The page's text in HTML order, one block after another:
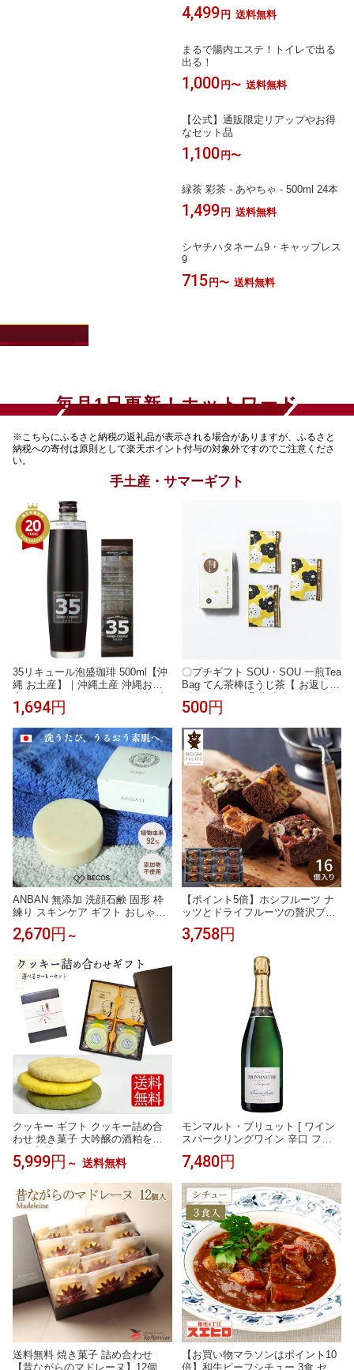
4,499円 送料無料
まるで腸内エステ！トイレで出る
出る！
1,000円〜 送料無料
【公式】通販限定リアップやお得
なセット品
1,100円〜
緑茶 彩茶 - あやちゃ - 500ml 24本
1,499円 送料無料
シヤチハタネーム9・キャップレス
9
715円〜 送料無料
毎月1日更新！ホットワード
※こちらにふるさと納税の返礼品が表示される場合がありますが、ふるさと
納税への寄付は原則として楽天ポイント付与の対象外ですのでご注意くださ
い。
手土産・サマーギフト
35リキュール泡盛珈琲 500ml【沖
縄 お土産】｜沖縄土産 沖縄お土
産 リキュール コーヒー 南都酒造
所 沖縄食品 帰省土産 お取り寄せ
1,694円
〇プチギフト SOU・SOU 一煎Tea
Bag てん茶棒ほうじ茶【 お返し
ギフト 500円 退職 小分け 贈り物
プレゼント おしゃれ かわいい お
ッグ お茶 日本茶 焙じ茶 ほうじ茶
茶 結婚祝い 引き出物 手土産 贈答
進物 職場 茶葉 クリスマス】
500円
ANBAN 無添加 洗顔石鹸 固形 枠
練り スキンケア ギフト おしゃれ
高級 和漢エキス | 75g コールドプ
ロセス製法 日本製 国産 職人 京LO
通肌 フェイシャルソープ | 結婚祝
い 退職祝い 出産祝い 結婚式 プチ
ギフト 誕生日プレゼント
2,670円 ～
【ポイント5倍】ホシフルーツ ナ
ッツとドライフルーツの贅沢ブラ
ウニー 16個 HFNB-16 ギフト プレ
ゼント お返し 常温 手土産 お菓子
い スイーツ お返し 日持ち お中元
御中元 夏ギフト 暑中見舞い 残暑
3,758円
クッキー ギフト クッキー詰め合
わせ 焼き菓子 大吟醸の酒粕を使
った和風アメリカンクッキー 食べ
物 スイーツ 洋菓子 お礼 お返し プ
花以外 内祝い 女性 誕生日 お祝い
美味しいクッキー
5,999円 ～ 送料無料
モンマルト・ブリュット [ ワイン
スパークリングワイン 辛口 フラ
ンス シャンパーニュ ギフト 贈り
物 贈答品 プレゼント 手土産 おす
お礼 御中元 お中元 御歳暮 お歳暮
母の日 父の日 敬老の日 クリスマ
ス ]
7,480円
送料無料 焼き菓子 詰め合わせ
【昔ながらのマドレーヌ】12個セ
【お買い物マラソンはポイント10
倍】和牛ビーフシチュー 3食 セッ